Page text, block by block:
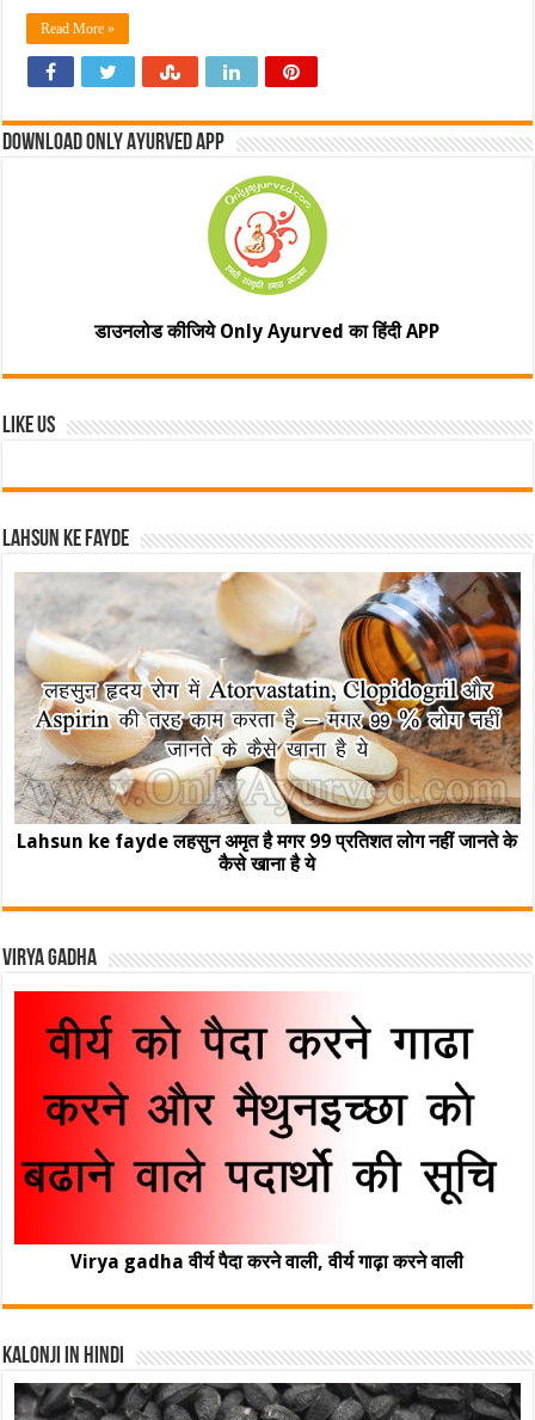
Read More »
Download Only Ayurved App
डाउनलोड कीजिये Only Ayurved का हिंदी APP
Like Us
Lahsun ke fayde
Lahsun ke fayde लहसुन अमृत है मगर 99 प्रतिशत लोग नहीं जानते के
कैसे खाना है ये
Virya Gadha
Virya gadha वीर्य पैदा करने वाली, वीर्य गाढ़ा करने वाली
Kalonji In Hindi